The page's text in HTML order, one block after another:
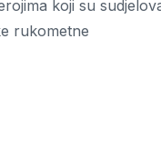
koji su
rukometne